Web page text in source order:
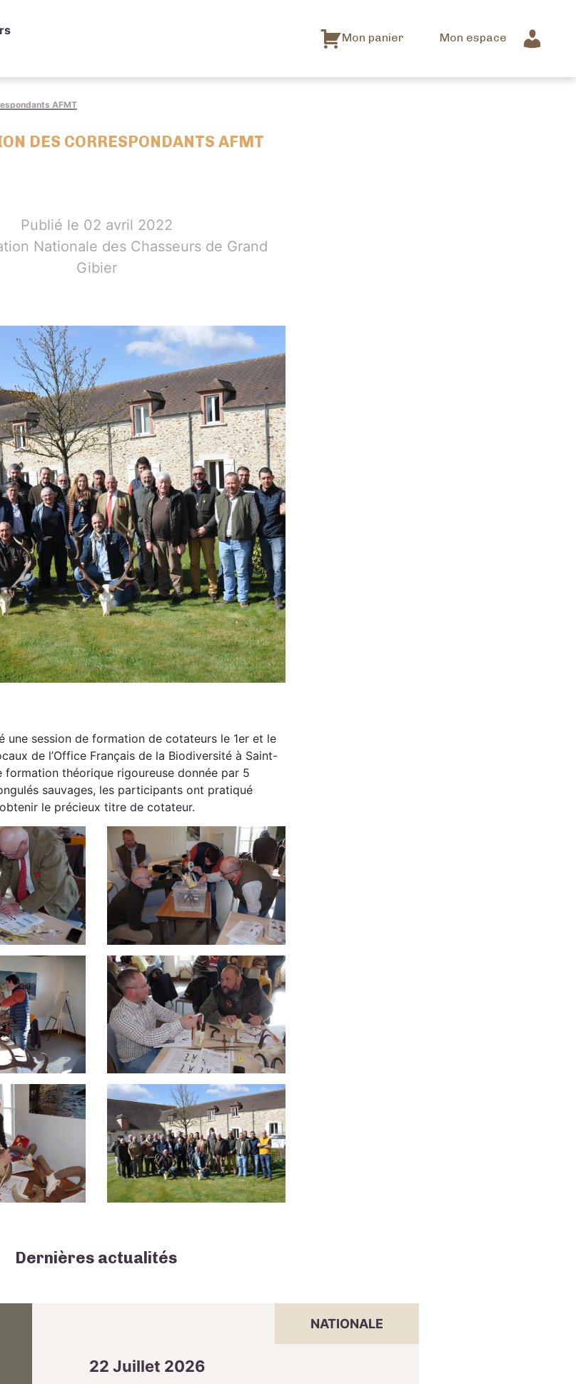
Mon panier Mon espace
AFMT
DES CORRESPONDANTS AFMT
Publié le 02 avril 2022
Nationale des Chasseurs de Grand
Gibier
une session de formation de cotateurs le 1er et le
de l’Office Français de la Biodiversité à Saint-
formation théorique rigoureuse donnée par 5
sauvages, les participants ont pratiqué
le précieux titre de cotateur.
Dernières actualités
NATIONALE
22 Juillet 2026